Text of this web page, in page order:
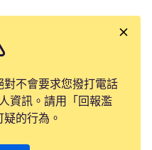
對不會要求您撥打電話
資訊。請用「回報濫
的行為。